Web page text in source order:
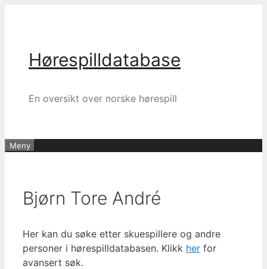
Hørespilldatabase
En oversikt over norske hørespill
Meny
Bjørn Tore André
Her kan du søke etter skuespillere og andre
personer i hørespilldatabasen. Klikk her for
avansert søk.